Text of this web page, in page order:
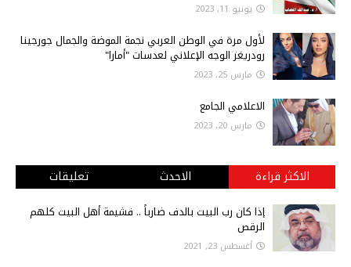
يونيو 11, 2023
لأول مرة في الوطن العربي نجمة الموضة والجمال جورجينا
رودريغز الوجه الإعلاني لعدسات "أمارا"
مارس 25, 2023
الاعلامي الجامع
مارس 20, 2023
الاكثر قراءة الاحدث تعليقات
إذا كان رب البيت بالدف ضارباً .. فشيمة أهل البيت كلهم
الرقص
أغسطس 23, 2021